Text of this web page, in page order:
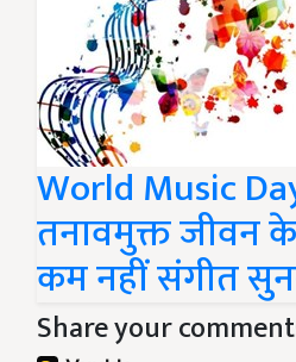
World Music
तनावमुक्त जीवन
कम नहीं संगीत
Share your